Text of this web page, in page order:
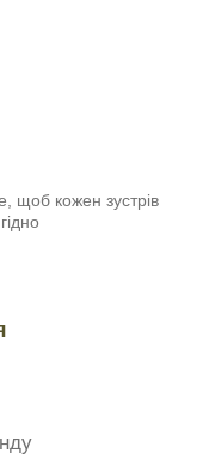
щоб кожен зустрів